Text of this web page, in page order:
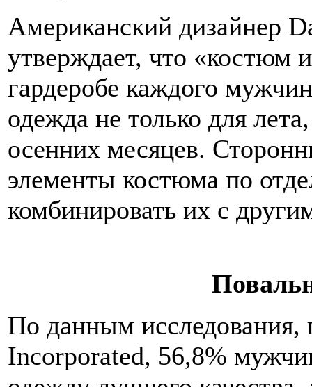
Американский дизайнер
утверждает, что «костюм
гардеробе каждого
одежда не только для
осенних месяцев.
элементы костюма по
комбинировать их с
По данным исследования,
Incorporated, 56,8%